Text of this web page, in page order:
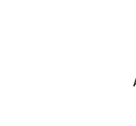
España
a